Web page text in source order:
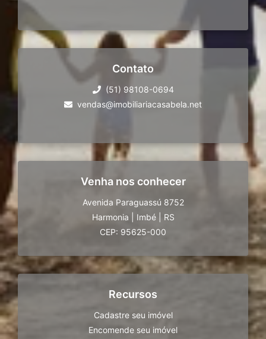
Contato
(51) 98108-0694
vendas@imobiliariacasabela.net
Venha nos conhecer
Avenida Paraguassú 8752
Harmonia
Imbé
RS
CEP: 95625-000
Recursos
Cadastre seu imóvel
Encomende seu imóvel